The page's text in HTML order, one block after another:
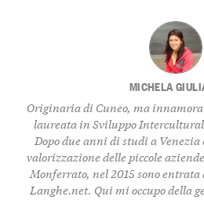
MICHELA
Originaria di Cuneo, ma
laureata in Sviluppo
Dopo due anni di studi a
valorizzazione delle piccole
Monferrato, nel 2015 sono
Langhe.net. Qui mi occupo della